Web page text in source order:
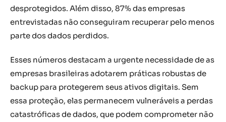
desprotegidos. Além disso, 87% das empresas
entrevistadas não conseguiram recuperar pelo menos
parte dos dados perdidos.
Esses números destacam a urgente necessidade de as
empresas brasileiras adotarem práticas robustas de
backup para protegerem seus ativos digitais. Sem
essa proteção, elas permanecem vulneráveis a perdas
catastróficas de dados, que podem comprometer não